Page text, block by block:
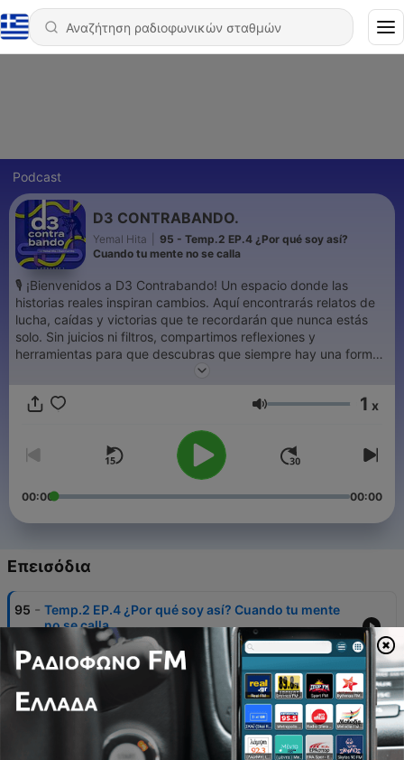
Podcast
D3 CONTRABANDO.
Yemal Hita
95 - Temp.2 EP.4 ¿Por qué soy así?
Cuando tu mente no se calla
🎙️ ¡Bienvenidos a D3 Contrabando! Un espacio donde las
historias reales inspiran cambios. Aquí encontrarás relatos de
lucha, caídas y victorias que te recordarán que nunca estás
solo. Sin juicios ni filtros, compartimos reflexiones y
herramientas para que descubras que siempre hay una forma
de avanzar. No es solo un podcast, es una comunidad. Un
Ένταση 1 x
00:00 00:00
Επεισόδια
95 - Temp.2 EP.4 ¿Por qué soy así? Cuando tu mente
no se calla
27 Μάιος 2026
94
Temp.2 EP.3 La razón por la que vas demasiado
rápido y no lo sabías
03 Φεβ 2026
La verdad sobre la neurodiversidad que nadie nos